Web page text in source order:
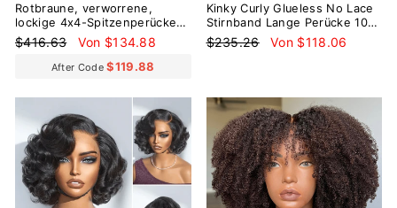
Rotbraune, verworrene,
lockige 4x4-Spitzenperücke
zum Tragen und Gehen, ohne
Kleber, kurze, lockige Perücke
Normaler
$416.63 Sonderpreis
Von $134.88
After Code$119.88
Kinky Curly Glueless No Lace
Stirnband Lange Perücke 100
% Echthaar
Normaler
$235.26 Sonderpreis
Von $118.06